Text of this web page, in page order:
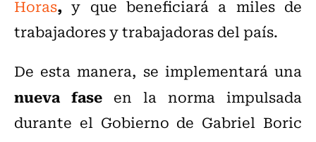
Horas,y que beneficiará a miles de
trabajadores y trabajadoras del país.
De esta manera, se implementará una
nueva fase en la norma impulsada
durante el Gobierno de Gabriel Boric